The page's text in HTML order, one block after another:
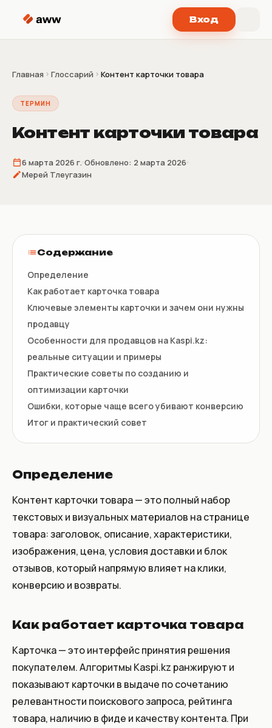
Вход
Главная Глоссарий Контент карточки товара
ТЕРМИН
Контент карточки товара
6 марта 2026 г. Обновлено: 2 марта 2026
Мерей Тлеугазин
Содержание
Определение
Как работает карточка товара
Ключевые элементы карточки и зачем они нужны
продавцу
Особенности для продавцов на Kaspi.kz:
реальные ситуации и примеры
Практические советы по созданию и
оптимизации карточки
Ошибки, которые чаще всего убивают конверсию
Итог и практический совет
Определение
Контент карточки товара — это полный набор
текстовых и визуальных материалов на странице
товара: заголовок, описание, характеристики,
изображения, цена, условия доставки и блок
отзывов, который напрямую влияет на клики,
конверсию и возвраты.
Как работает карточка товара
Карточка — это интерфейс принятия решения
покупателем. Алгоритмы Kaspi.kz ранжируют и
показывают карточки в выдаче по сочетанию
релевантности поискового запроса, рейтинга
товара, наличию в фиде и качеству контента. При